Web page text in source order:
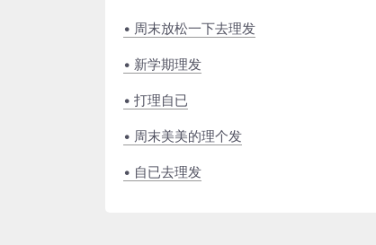
• 周末放松一下去理发
• 新学期理发
• 打理自已
• 周末美美的理个发
• 自已去理发